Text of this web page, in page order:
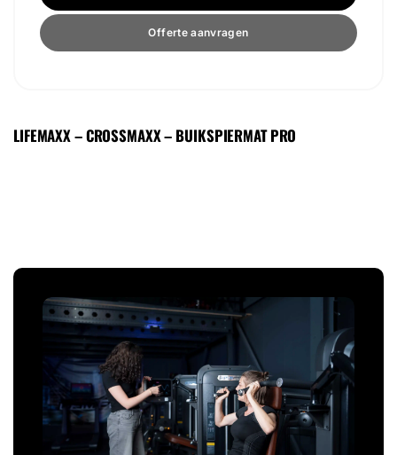
Offerte aanvragen
LIFEMAXX – CROSSMAXX – BUIKSPIERMAT PRO